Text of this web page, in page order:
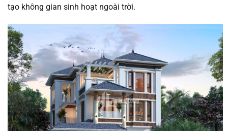
tạo không gian sinh hoạt ngoài trời.